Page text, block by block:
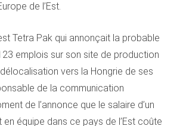
de l’Est.
Tetra Pak qui annonçait la probable
emplois sur son site de production
vers la Hongrie de ses
de la communication
de l’annonce que le salaire d’un
en équipe dans ce pays de l’Est coûte